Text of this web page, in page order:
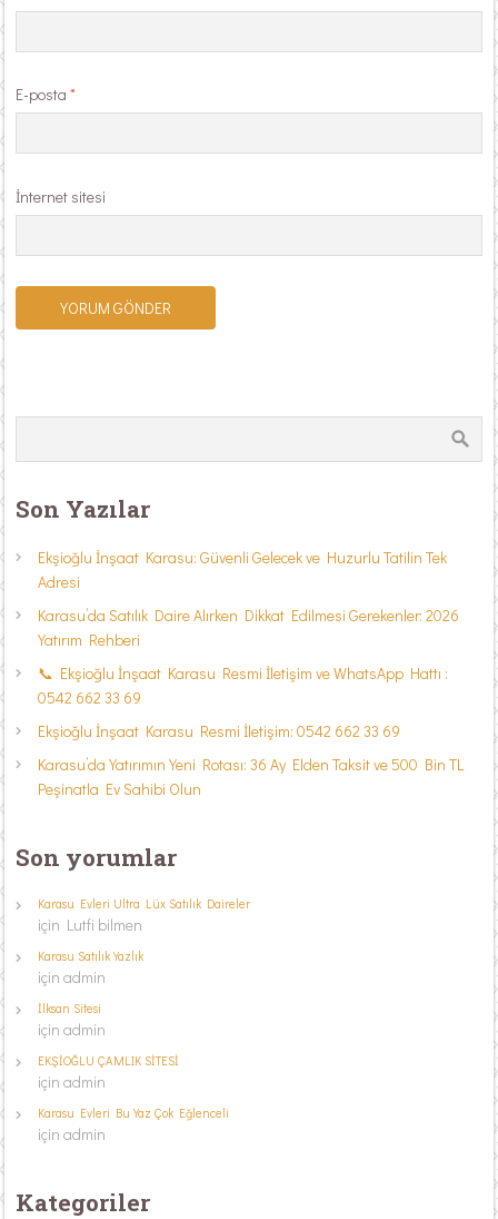
E-posta*
İnternet sitesi
Son Yazılar
Ekşioğlu İnşaat Karasu: Güvenli Gelecek ve Huzurlu Tatilin Tek
Adresi
Karasu’da Satılık Daire Alırken Dikkat Edilmesi Gerekenler: 2026
Yatırım Rehberi
📞 Ekşioğlu İnşaat Karasu Resmi İletişim ve WhatsApp Hattı :
0542 662 33 69
Ekşioğlu İnşaat Karasu Resmi İletişim: 0542 662 33 69
Karasu’da Yatırımın Yeni Rotası: 36 Ay Elden Taksit ve 500 Bin TL
Peşinatla Ev Sahibi Olun
Son yorumlar
Karasu Evleri Ultra Lüx Satılık Daireler
için Lutfi bilmen
Karasu Satılık Yazlık
içinadmin
İlksan Sitesi
içinadmin
EKŞİOĞLU ÇAMLIK SİTESİ
içinadmin
Karasu Evleri Bu Yaz Çok Eğlenceli
içinadmin
Kategoriler